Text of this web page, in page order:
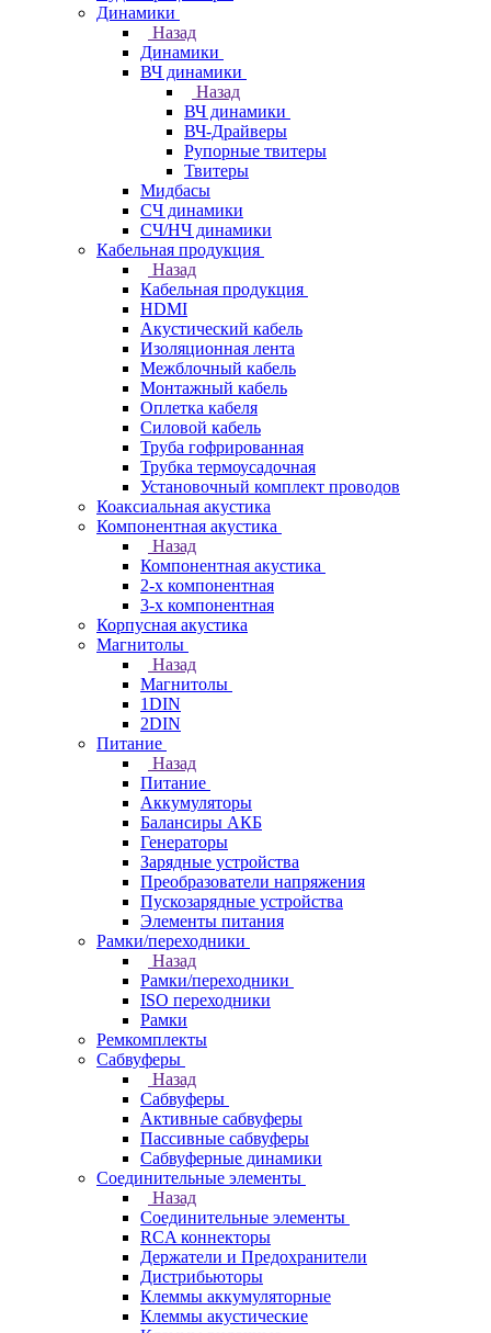
Динамики
Назад
Динамики
ВЧ динамики
Назад
ВЧ динамики
ВЧ-Драйверы
Рупорные твитеры
Твитеры
Мидбасы
СЧ динамики
СЧ/НЧ динамики
Кабельная продукция
Назад
Кабельная продукция
HDMI
Акустический кабель
Изоляционная лента
Межблочный кабель
Монтажный кабель
Оплетка кабеля
Силовой кабель
Труба гофрированная
Трубка термоусадочная
Установочный комплект проводов
Коаксиальная акустика
Компонентная акустика
Назад
Компонентная акустика
2-х компонентная
3-х компонентная
Корпусная акустика
Магнитолы
Назад
Магнитолы
1DIN
2DIN
Питание
Назад
Питание
Аккумуляторы
Балансиры АКБ
Генераторы
Зарядные устройства
Преобразователи напряжения
Пускозарядные устройства
Элементы питания
Рамки/переходники
Назад
Рамки/переходники
ISO переходники
Рамки
Ремкомплекты
Сабвуферы
Назад
Сабвуферы
Активные сабвуферы
Пассивные сабвуферы
Сабвуферные динамики
Соединительные элементы
Назад
Соединительные элементы
RCA коннекторы
Держатели и Предохранители
Дистрибьюторы
Клеммы аккумуляторные
Клеммы акустические